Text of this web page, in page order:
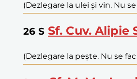
(Dezlegare la ulei și vin. Nu
26 S Sf. Cuv.
(Dezlegare la pește. Nu se